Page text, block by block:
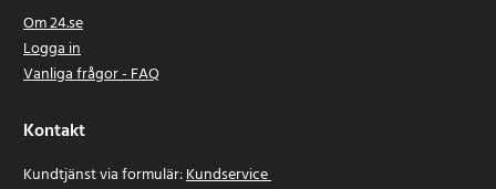
Om 24.se
Logga in
Vanliga frågor - FAQ
Kontakt
Kundtjänst via formulär:Kundservice